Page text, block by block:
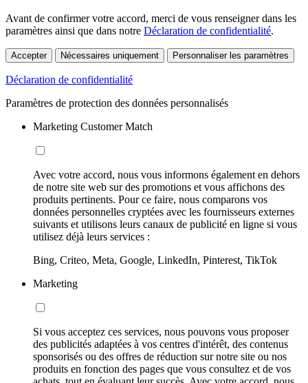
Avant de confirmer votre accord, merci de vous renseigner dans les
paramètres ainsi que dans notre Déclaration de confidentialité.
Accepter Nécessaires uniquement Personnaliser les paramètres
Déclaration de confidentialité
Paramètres de protection des données personnalisés
Marketing Customer Match
Avec votre accord, nous vous informons également en dehors
de notre site web sur des promotions et vous affichons des
produits pertinents. Pour ce faire, nous comparons vos
données personnelles cryptées avec les fournisseurs externes
suivants et utilisons leurs canaux de publicité en ligne si vous
utilisez déjà leurs services :
Bing, Criteo, Meta, Google, LinkedIn, Pinterest, TikTok
Marketing
Si vous acceptez ces services, nous pouvons vous proposer
des publicités adaptées à vos centres d'intérêt, des contenus
sponsorisés ou des offres de réduction sur notre site ou nos
produits en fonction des pages que vous consultez et de vos